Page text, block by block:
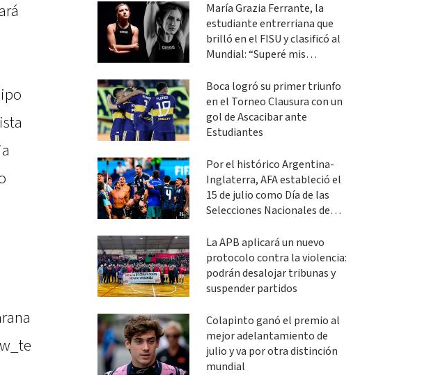
María Grazia Ferrante, la
estudiante entrerriana que
brilló en el FISU y clasificó al
Mundial: “Superé mis
Boca logró su primer triunfo
en el Torneo Clausura con un
gol de Ascacibar ante
Estudiantes
Por el histórico Argentina-
Inglaterra, AFA estableció el
15 de julio como Día de las
Selecciones Nacionales de
La APB aplicará un nuevo
protocolo contra la violencia:
podrán desalojar tribunas y
suspender partidos
Colapinto ganó el premio al
mejor adelantamiento de
julio y va por otra distinción
mundial